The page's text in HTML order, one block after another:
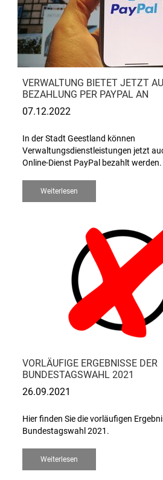
VERWALTUNG BIETET JETZT
BEZAHLUNG PER PAYPAL AN
07.12.2022
In der Stadt Geestland können
Verwaltungsdienstleistungen jetzt
Online-Dienst PayPal bezahlt werden.
Weiterlesen
VORLÄUFIGE ERGEBNISSE DER
BUNDESTAGSWAHL 2021
26.09.2021
Hier finden Sie die vorläufigen
Bundestagswahl 2021.
Weiterlesen